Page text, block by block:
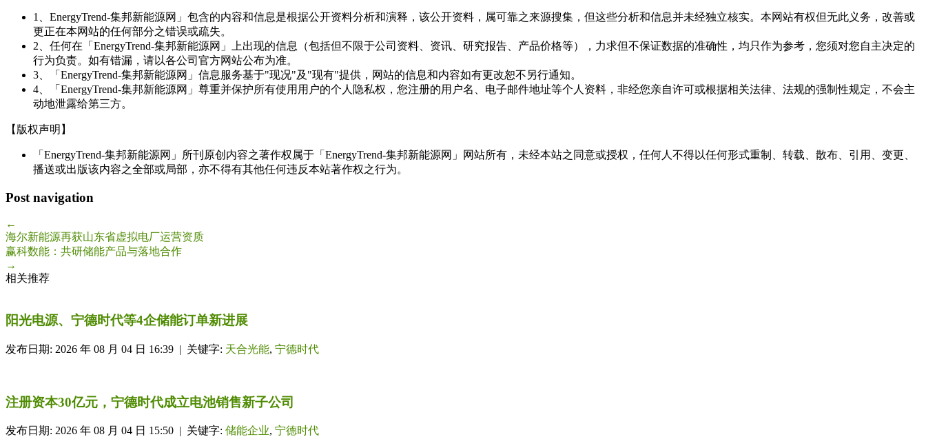
1、EnergyTrend-集邦新能源网」包含的内容和信息是根据公开资料分析和演释，该公开资料，属可靠之来源搜集，但这些分析和信息并未经独立核实。本网站有权但无此义务，改善或
更正在本网站的任何部分之错误或疏失。
2、任何在「EnergyTrend-集邦新能源网」上出现的信息（包括但不限于公司资料、资讯、研究报告、产品价格等），力求但不保证数据的准确性，均只作为参考，您须对您自主决定的
行为负责。如有错漏，请以各公司官方网站公布为准。
3、「EnergyTrend-集邦新能源网」信息服务基于"现况"及"现有"提供，网站的信息和内容如有更改恕不另行通知。
4、「EnergyTrend-集邦新能源网」尊重并保护所有使用用户的个人隐私权，您注册的用户名、电子邮件地址等个人资料，非经您亲自许可或根据相关法律、法规的强制性规定，不会主
动地泄露给第三方。
【版权声明】
「EnergyTrend-集邦新能源网」所刊原创内容之著作权属于「EnergyTrend-集邦新能源网」网站所有，未经本站之同意或授权，任何人不得以任何形式重制、转载、散布、引用、变更、
播送或出版该内容之全部或局部，亦不得有其他任何违反本站著作权之行为。
Post navigation
←
海尔新能源再获山东省虚拟电厂运营资质
赢科数能：共研储能产品与落地合作
→
相关推荐
阳光电源、宁德时代等4企储能订单新进展
发布日期: 2026 年 08 月 04 日 16:39 | 关键字: 天合光能, 宁德时代
注册资本30亿元，宁德时代成立电池销售新子公司
发布日期: 2026 年 08 月 04 日 15:50 | 关键字: 储能企业, 宁德时代